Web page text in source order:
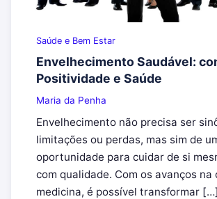
Saúde e Bem Estar
Envelhecimento Saudável:
Positividade e Saúde
Maria da Penha
Envelhecimento não precisa ser
limitações ou perdas, mas sim de
oportunidade para cuidar de si
com qualidade. Com os avanços na
medicina, é possível transformar […]